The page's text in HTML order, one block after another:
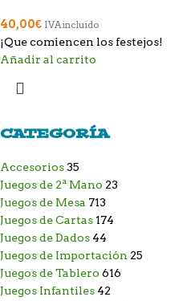
CATEGORÍA
Accesorios35
Juegos de 2ª Mano 23
Juegos de Mesa 713
Juegos de Cartas 174
Juegos de Dados 44
Juegos de Importación 25
Juegos de Tablero 616
Juegos Infantiles 42
40,00€ IVA incluido
¡Que comiencen los festejos!
Añadir al carrito